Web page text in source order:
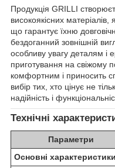
Продукція GRILLI
високоякісних
що гарантує їхню
бездоганний зовнішній
особливу увагу деталям і
приготування на свіжому
комфортним і приносить
вибір тих, хто цінує не
надійність і
Технічні
Параметри
Основні характеристики